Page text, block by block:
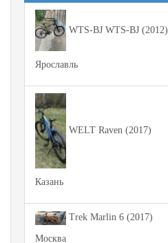
WTS-BJ WTS-BJ (2012)
Ярославль
WELT Raven (2017)
Казань
Trek Marlin 6 (2017)
Москва